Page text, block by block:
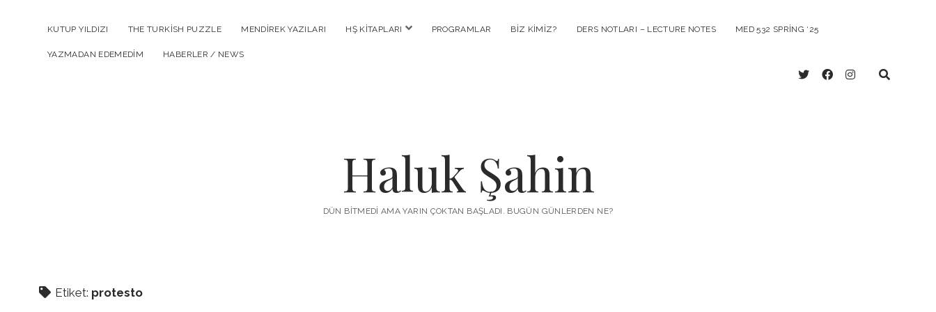
KUTUP YILDIZI THE TURKISH PUZZLE MENDIREK YAZILARI HŞ KITAPLARI menüyüPROGRAMLAR BIZ KIMIZ? DERS NOTLARI – LECTURE NOTES MED 532 SPRING ‘25
YAZMADAN EDEMEDIM HABERLER / NEWS
twitterfacebook
instagram
Haluk Şahin
DÜN BITMEDI AMA YARIN ÇOKTAN BAŞLADI. BUGÜN GÜNLERDEN NE?
Etiket: protesto